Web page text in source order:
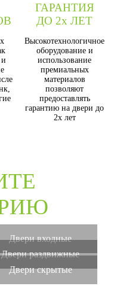
ГАРАНТИЯ
ДО 2х ЛЕТ
Высокотехнологичное
оборудование и
использование
премиальных
материалов
позволяют
предоставлять
гарантию на двери до
2х лет
Двери входные
Двери раздвижные
Двери скрытые